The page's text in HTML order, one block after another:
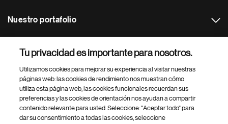
Nuestro portafolio
Footer Site Search
Tu privacidad es importante para nosotros.
Utilizamos cookies para mejorar su experiencia al visitar nuestras
páginas web: las cookies de rendimiento nos muestran cómo
utiliza esta página web, las cookies funcionales recuerdan sus
preferencias y las cookies de orientación nos ayudan a compartir
contenido relevante para usted. Seleccione: "Aceptar todo" para
dar su consentimiento a todas las cookies, seleccione